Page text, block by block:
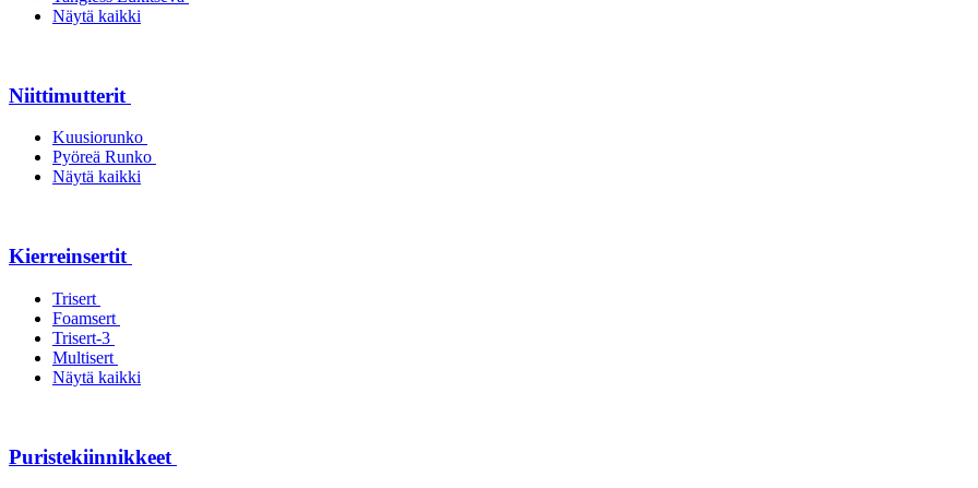
Näytä kaikki
Niittimutterit
Kuusiorunko
Pyöreä Runko
Näytä kaikki
Kierreinsertit
Trisert
Foamsert
Trisert-3
Multisert
Näytä kaikki
Puristekiinnikkeet